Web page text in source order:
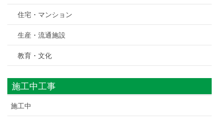
住宅・マンション
生産・流通施設
教育・文化
施工中工事
施工中